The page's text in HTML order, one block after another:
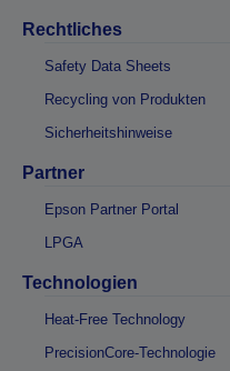
Rechtliches
Safety Data Sheets
Recycling von Produkten
Sicherheitshinweise
Partner
Epson Partner Portal
LPGA
Technologien
Heat-Free Technology
PrecisionCore-Technologie